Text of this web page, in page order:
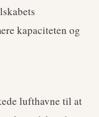
kapaciteten og
lufthavne til at